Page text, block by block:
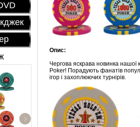
Опис:
Чергова яскрава новинка нашої
Poker! Порадують фанатів
ігор і захоплюючих турнірів.